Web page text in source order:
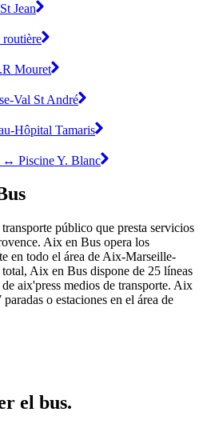
Jean
Mouret
Val St André
Hôpital Tamaris
↔ Piscine Y. Blanc
público que presta servicios
Aix en Bus opera los
en todo el área de Aix-Marseille-
Aix en Bus dispone de 25 líneas
aix'press medios de transporte. Aix
o estaciones en el área de
el bus.